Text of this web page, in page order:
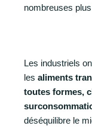
nombreuses
Les industriels
les aliments
toutes formes,
déséquilibre le